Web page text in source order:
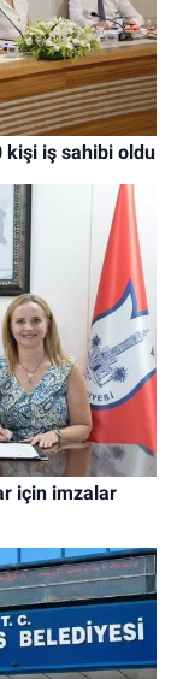
kişi iş sahibi oldu
için imzalar